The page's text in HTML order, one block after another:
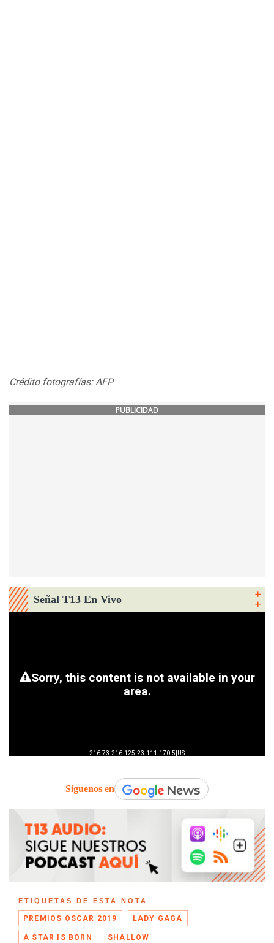
Crédito fotografías: AFP
PUBLICIDAD
Señal T13 En Vivo
Síguenos en
ETIQUETAS DE ESTA NOTA
PREMIOS OSCAR 2019 LADY GAGA
A STAR IS BORN SHALLOW